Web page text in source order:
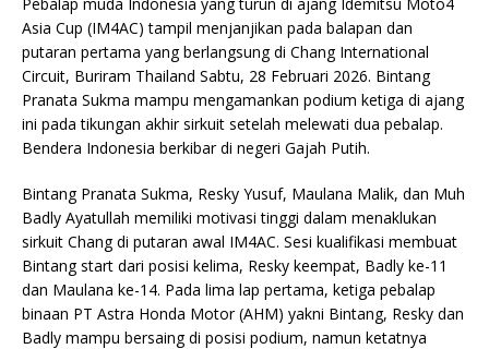
Asia Cup (IM4AC) tampil menjanjikan pada balapan dan
putaran pertama yang berlangsung di Chang International
Circuit, Buriram Thailand Sabtu, 28 Februari 2026. Bintang
Pranata Sukma mampu mengamankan podium ketiga di ajang
ini pada tikungan akhir sirkuit setelah melewati dua pebalap.
Bendera Indonesia berkibar di negeri Gajah Putih.
Bintang Pranata Sukma, Resky Yusuf, Maulana Malik, dan Muh
Badly Ayatullah memiliki motivasi tinggi dalam menaklukan
sirkuit Chang di putaran awal IM4AC. Sesi kualifikasi membuat
Bintang start dari posisi kelima, Resky keempat, Badly ke-11
dan Maulana ke-14. Pada lima lap pertama, ketiga pebalap
binaan PT Astra Honda Motor (AHM) yakni Bintang, Resky dan
Badly mampu bersaing di posisi podium, namun ketatnya